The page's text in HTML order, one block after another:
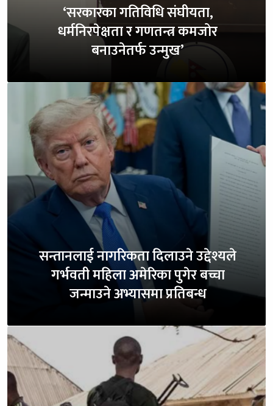
‘सरकारका गतिविधि संघीयता,
धर्मनिरपेक्षता र गणतन्त्र कमजोर
बनाउनेतर्फ उन्मुख’
सन्तानलाई नागरिकता दिलाउने उद्देश्यले
गर्भवती महिला अमेरिका पुगेर बच्चा
जन्माउने अभ्यासमा प्रतिबन्ध